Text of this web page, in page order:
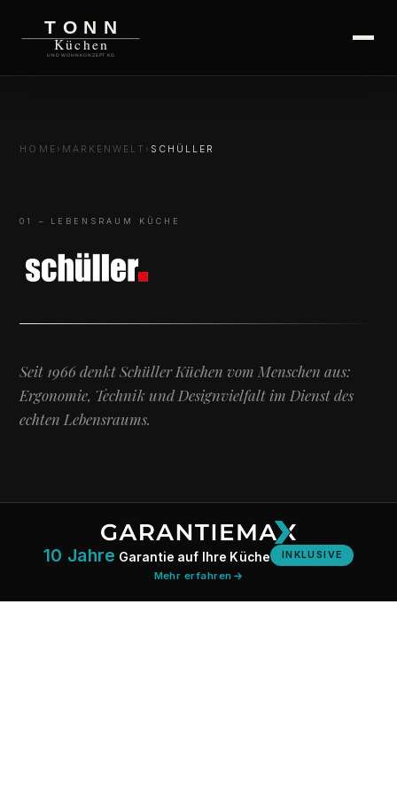
TONN
Küchen
UND WOHNKONZEPT KG
TONN KÜCHEN STARTSEITE
HOME › MARKENWELT › SCHÜLLER
01 – LEBENSRAUM KÜCHE
Schüller
Seit 1966 denkt Schüller Küchen vom Menschen aus:
Ergonomie, Technik und Designvielfalt im Dienst des
echten Lebensraums.
10 Jahre Garantie auf Ihre Küche INKLUSIVE
Mehr erfahren